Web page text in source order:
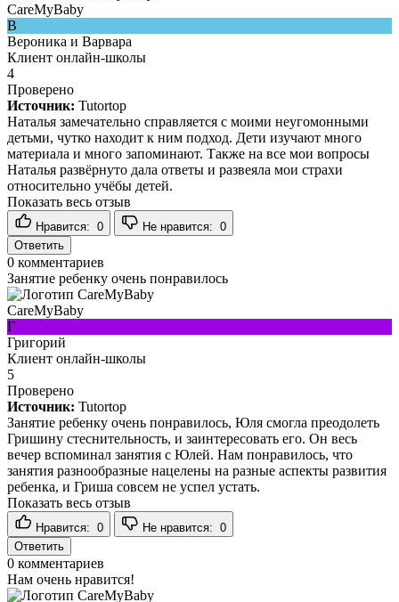
CareMyBaby
В
Вероника и Варвара
Клиент онлайн-школы
4
Проверено
Источник: Tutortop
Наталья замечательно справляется с моими неугомонными
детьми, чутко находит к ним подход. Дети изучают много
материала и много запоминают. Также на все мои вопросы
Наталья развёрнуто дала ответы и развеяла мои страхи
относительно учёбы детей.
Показать весь отзыв
Нравится: 0 Не нравится: 0
Ответить
0 комментариев
Занятие ребенку очень понравилось
CareMyBaby
Г
Григорий
Клиент онлайн-школы
5
Проверено
Источник: Tutortop
Занятие ребенку очень понравилось, Юля смогла преодолеть
Гришину стеснительность, и заинтересовать его. Он весь
вечер вспоминал занятия с Юлей. Нам понравилось, что
занятия разнообразные нацелены на разные аспекты развития
ребенка, и Гриша совсем не успел устать.
Показать весь отзыв
Нравится: 0 Не нравится: 0
Ответить
0 комментариев
Нам очень нравится!